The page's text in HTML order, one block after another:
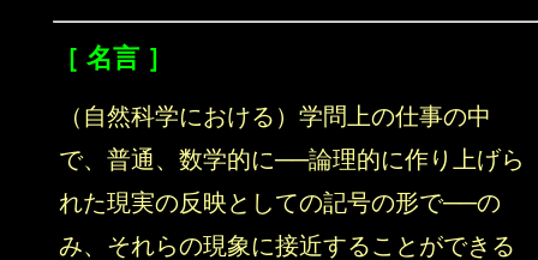
［ 名言 ］
（自然科学における）学問上の仕事の中
で、普通、数学的に──論理的に作り上げら
れた現実の反映としての記号の形で──の
み、それらの現象に接近することができる